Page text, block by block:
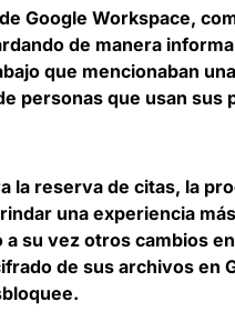
Google Workspace,
de manera
que mencionaban
personas que usan sus
la reserva de citas, la
una experiencia
su vez otros cambios
de sus archivos en